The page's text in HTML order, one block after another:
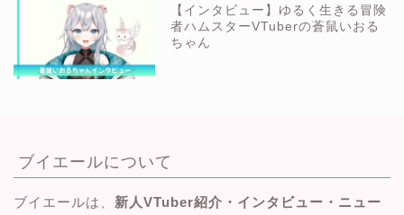
【インタビュー】ゆるく生きる冒険
者ハムスターVTuberの蒼鼠いおる
ちゃん
ブイエールについて
ブイエールは、 新人VTuber紹介・インタビュー・ニュー